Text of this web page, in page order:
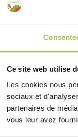
Ce site web utilise
Les cookies nous
sociaux et
partenaires de
vous leur avez